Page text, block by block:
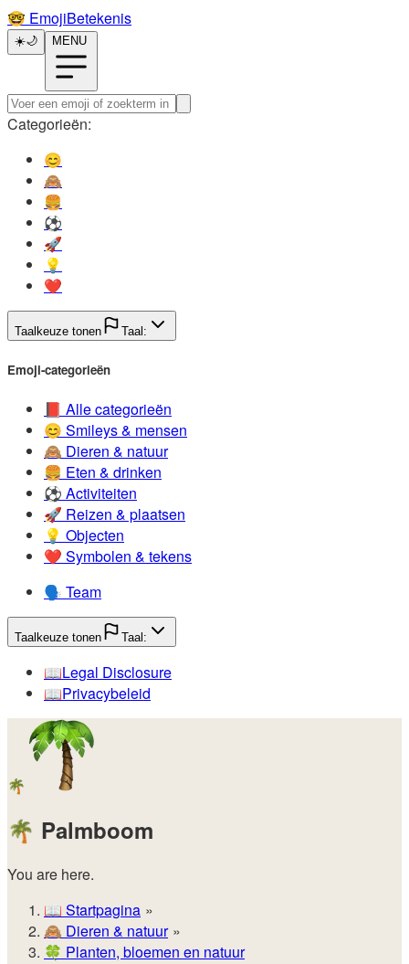
🤓️ EmojiBetekenis
☀️🌙 MENU
Categorieën:
😊️
🙈️
🍔️
⚽️
🚀️
💡️
❤️
Taalkeuze tonen Taal:
Emoji-categorieën
📕️ Alle categorieën
😊️ Smileys & mensen
🙈️ Dieren & natuur
🍔️ Eten & drinken
⚽️ Activiteiten
🚀️ Reizen & plaatsen
💡️ Objecten
❤️ Symbolen & tekens
🗣️ Team
Taalkeuze tonen Taal:
📖️Legal Disclosure
📖️Privacybeleid
🌴
🌴 Palmboom
You are here.
📖 Startpagina
🙈️ Dieren & natuur
🍀 Planten, bloemen en natuur